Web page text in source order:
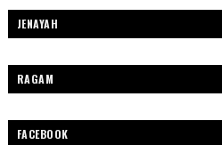
JENAYAH
RAGAM
FACEBOOK